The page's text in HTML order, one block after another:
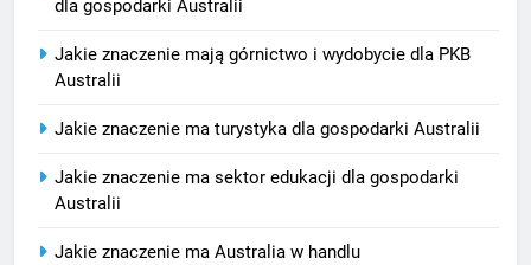
dla gospodarki Australii
Jakie znaczenie mają górnictwo i wydobycie dla PKB
Australii
Jakie znaczenie ma turystyka dla gospodarki Australii
Jakie znaczenie ma sektor edukacji dla gospodarki
Australii
Jakie znaczenie ma Australia w handlu